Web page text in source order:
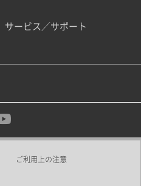
サービス／サポート
ご利用上の注意